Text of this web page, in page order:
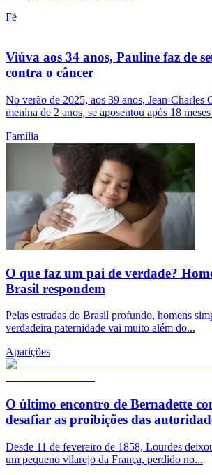
Fé
Viúva aos 34 anos, Pauline faz de
contra o câncer
No verão de 2025, aos 39 anos, Jean-Charles
menina de 2 anos, se aposentou após 18
Família
O que faz um pai de verdade?
Brasil respondem
Pelas estradas do Brasil profundo, homens
verdadeira paternidade vai muito além do...
Aparições
O último encontro de Bernadette
desafiar as proibições das
Desde 11 de fevereiro de 1858, Lourdes
um pequeno vilarejo da França, perdido no...